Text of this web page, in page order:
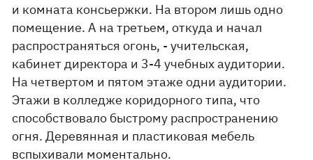
и комната консьержки. На втором лишь одно
помещение. А на третьем, откуда и начал
распространяться огонь, - учительская,
кабинет директора и 3-4 учебных аудитории.
На четвертом и пятом этаже одни аудитории.
Этажи в колледже коридорного типа, что
способствовало быстрому распространению
огня. Деревянная и пластиковая мебель
вспыхивали моментально.